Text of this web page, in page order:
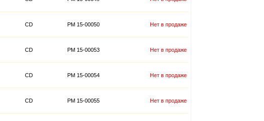
CD PM 15-00050 Нет в продаже
CD PM 15-00053 Нет в продаже
CD PM 15-00054 Нет в продаже
CD PM 15-00055 Нет в продаже